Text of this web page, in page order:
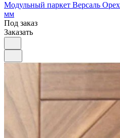
Модульный паркет Версаль
мм
Под заказ
Заказать